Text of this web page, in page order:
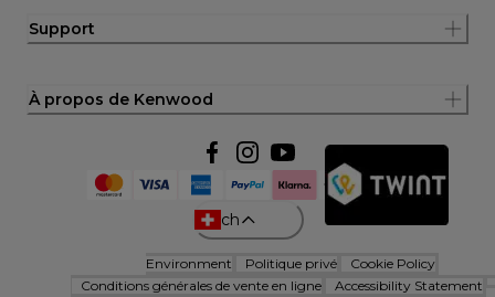
Support
À propos de Kenwood
ch
Environment Politique privé
Cookie Policy
Conditions générales de vente en ligne
Accessibility Statement